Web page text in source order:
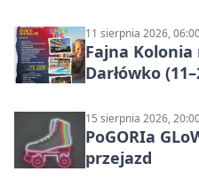
11 sierpnia 2026,
Fajna
Darłówko
15 sierpnia 2026,
PoGORIa
przejazd